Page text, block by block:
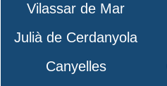
Vilassar de Mar
Julià de Cerdanyola
Canyelles